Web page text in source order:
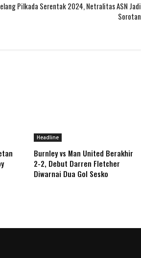
Pilkada Serentak 2024, Netralitas ASN Jadi
Sorotan
Headline
Burnley vs Man United Berakhir
2-2, Debut Darren Fletcher
Diwarnai Dua Gol Sesko